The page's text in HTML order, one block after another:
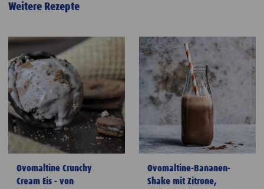
Weitere Rezepte
Ovomaltine Crunchy
Cream Eis - von
Ovomaltine-Bananen-
Shake mit Zitrone,